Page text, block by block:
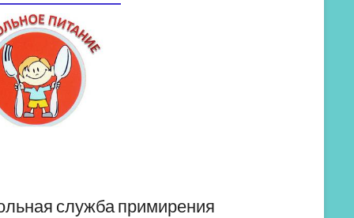
служба примирения